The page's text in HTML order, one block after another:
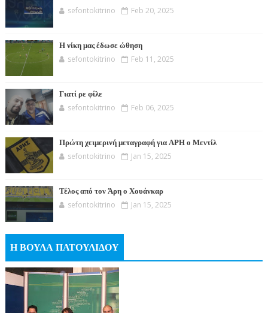
sefontokitrino Feb 20, 2025
Η νίκη μας έδωσε ώθηση
sefontokitrino Feb 11, 2025
Γιατί ρε φίλε
sefontokitrino Feb 06, 2025
Πρώτη χειμερινή μεταγραφή για ΑΡΗ ο Μεντίλ
sefontokitrino Jan 15, 2025
Τέλος από τον Άρη ο Χουάνκαρ
sefontokitrino Jan 15, 2025
Η ΒΟΥΛΑ ΠΑΤΟΥΛΙΔΟΥ